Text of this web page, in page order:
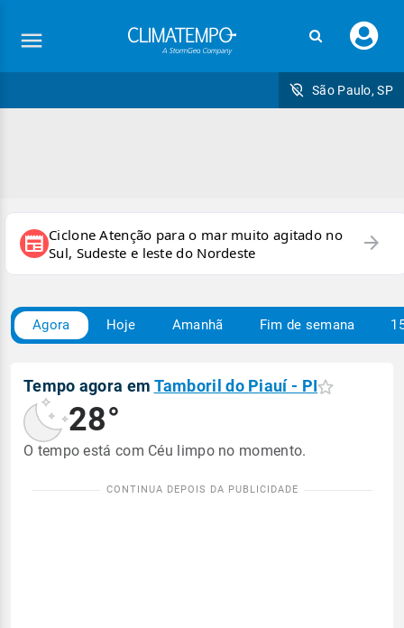
seu
São Paulo, SP
newspaper Ciclone Atenção para o mar muito agitado no
Sul, Sudeste e leste do Nordeste
arrow_forward
Agora Hoje Amanhã Fim de semana
Tempo agora em Tamboril do Piauí - PI
28°
O tempo está com Céu limpo no momento.